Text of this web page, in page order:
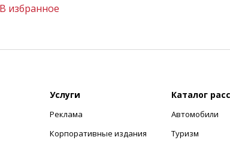
В избранное
Услуги
Реклама
Корпоративные издания
Каталог
Автомобили
Туризм